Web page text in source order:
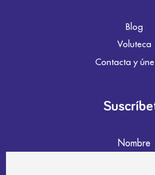
Blog
Voluteca
Contacta y
Nombre